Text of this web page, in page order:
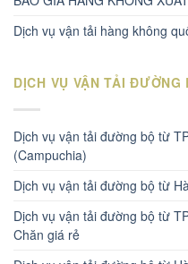
Dịch vụ vận tải hàng không
DỊCH VỤ VẬN TẢI ĐƯỜNG
Dịch vụ vận tải đường bộ từ
(Campuchia)
Dịch vụ vận tải đường bộ từ
Dịch vụ vận tải đường bộ từ
Chăn giá rẻ